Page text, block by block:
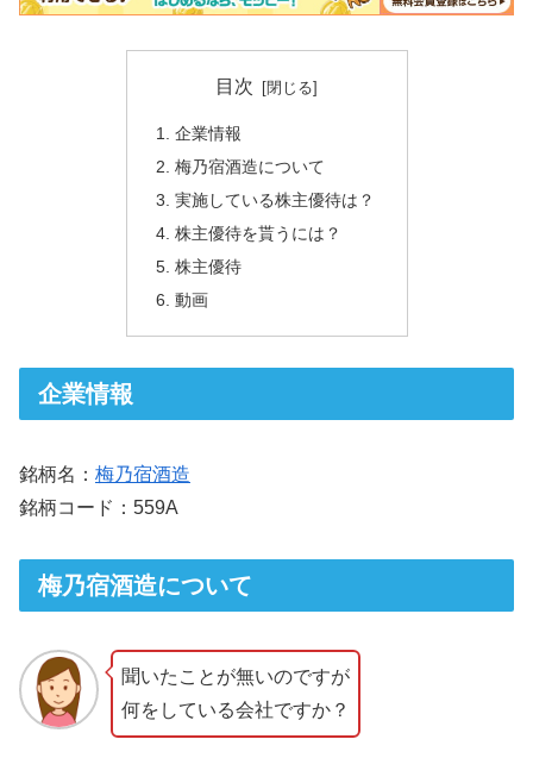
目次
企業情報
梅乃宿酒造について
実施している株主優待は？
株主優待を貰うには？
株主優待
動画
企業情報
銘柄名： 梅乃宿酒造
銘柄コード：559A
梅乃宿酒造について
聞いたことが無いのですが
何をしている会社ですか？